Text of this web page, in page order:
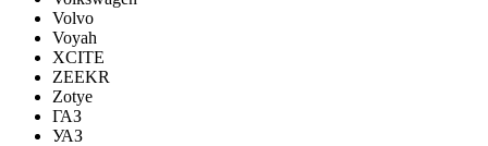
Volvo
Voyah
XCITE
ZEEKR
Zotye
ГАЗ
УАЗ